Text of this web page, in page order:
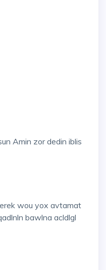
Amin zor dedin iblis
wou yox avtamat
bawlna acldlgl